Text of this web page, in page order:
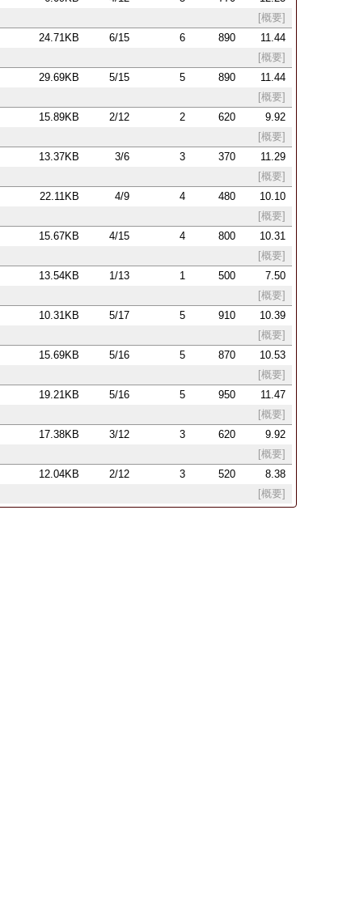
[概要]
24.71KB 6/15 6 890
11.44
[概要]
29.69KB 5/15 5 890
11.44
[概要]
15.89KB 2/12 2 620
9.92
[概要]
13.37KB 3/6 3 370
11.29
[概要]
22.11KB 4/9 4 480
10.10
[概要]
15.67KB 4/15 4 800
10.31
[概要]
13.54KB 1/13 1 500
7.50
[概要]
10.31KB 5/17 5 910
10.39
[概要]
15.69KB 5/16 5 870
10.53
[概要]
19.21KB 5/16 5 950
11.47
[概要]
17.38KB 3/12 3 620
9.92
[概要]
12.04KB 2/12 3 520
8.38
[概要]